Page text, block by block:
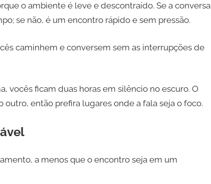
o ambiente é leve e descontraído. Se a conversa
se não, é um encontro rápido e sem pressão.
caminhem e conversem sem as interrupções de
vocês ficam duas horas em silêncio no escuro. O
então prefira lugares onde a fala seja o foco.
a menos que o encontro seja em um